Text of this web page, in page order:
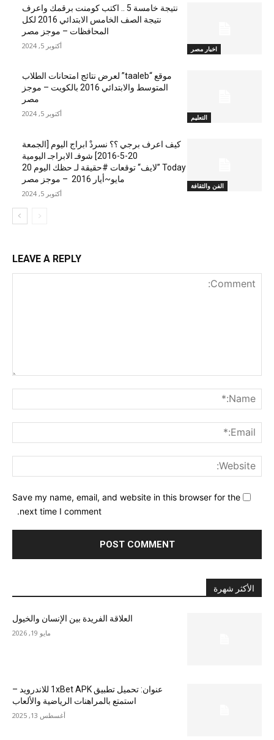
اخبار مصر
نتيجة خامسة 5 .. اكتب كومنت برقمك واعرف
نتيجة الصف الخامس الابتدائي 2016 لكل
المحافظات – موجز مصر
أكتوبر 5, 2024
التعليم
موقع “taaleb” لعرض نتائج امتحانات الطلاب
المتوسط والابتدائي 2016 بالكويت – موجز
مصر
أكتوبر 5, 2024
الفن والثقافة
كيف اعرف برجي ؟؟ نسردْ ابراج اليوم [الجمعة
20-5-2016] شوفـ الابراجـ اليومية
Today ”لايف“ توقعات #حقيقة لـ حظك اليوم 20
مايو~أيار 2016 – موجز مصر
أكتوبر 5, 2024
LEAVE A REPLY
Save my name, email, and website in this browser for the
next time I comment.
الأكثر شهرة
العلاقة الفريدة بين الإنسان والخيول
مايو 19, 2026
عنوان: تحميل تطبيق 1xBet APK للاندرويد –
استمتع بالمراهنات الرياضية والألعاب
أغسطس 13, 2025